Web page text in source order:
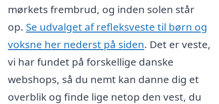
mørkets frembrud, og inden solen står
op. Se udvalget af refleksveste til børn og
voksne her nederst på siden. Det er veste,
vi har fundet på forskellige danske
webshops, så du nemt kan danne dig et
overblik og finde lige netop den vest, du